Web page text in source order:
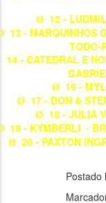
Ø 12 -
13 - MARQUINHOS
TODO-
14 - CATEDRAL E
Ø 16 -
Ø 17 - DON &
Ø 18 - JULIA
19 - KYMBERLI -
Ø 20 - PAXTON
Postado